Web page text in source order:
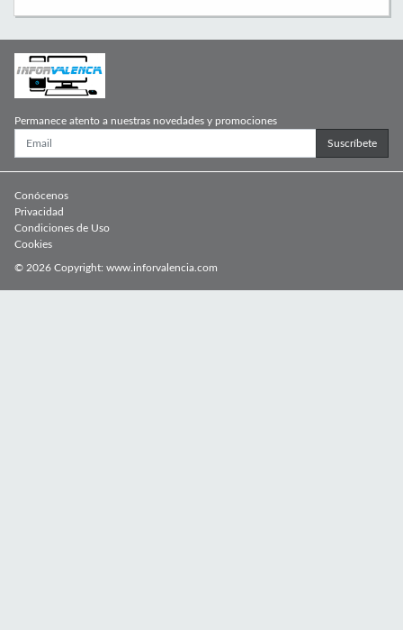
Permanece atento a nuestras novedades y promociones
Suscríbete
Conócenos
Privacidad
Condiciones de Uso
Cookies
© 2026 Copyright: www.inforvalencia.com